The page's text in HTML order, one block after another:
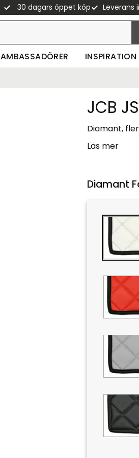
30 dagars öppet köp Leverans
AMBASSADÖRER INSPIRATION
JCB
Diamant,
Läs mer
Diamant